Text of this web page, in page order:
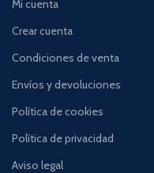
Mi cuenta
Crear cuenta
Condiciones de venta
Envíos y devoluciones
Política de cookies
Política de privacidad
Aviso legal